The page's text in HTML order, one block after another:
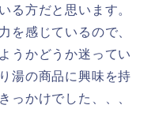
る方だと思います。
を感じているので、
うかどうか迷ってい
湯の商品に興味を持
っかけでした、、、